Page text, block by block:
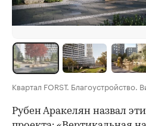
Квартал FORST. Благоустройство.
Рубен Аракелян назвал